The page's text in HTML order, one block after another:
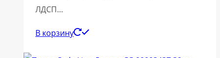
ЛДСП…
В корзину